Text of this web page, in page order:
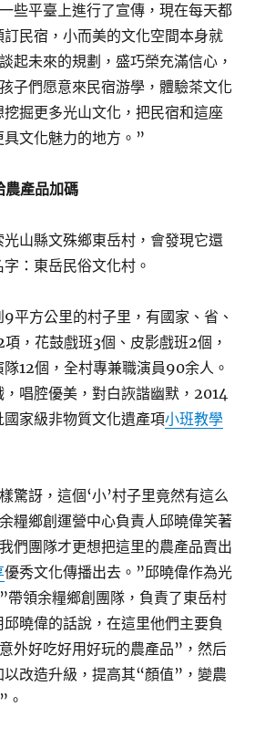
些平臺上進行了宣傳，現在每天都
民宿，小而美的文化空間本身就
起未來的規劃，盛巧榮充滿信心，
子們愿意來民宿游學，體驗茶文化
掘更多光山文化，把民宿和這座
文化魅力的地方。”
產品加碼
山縣文殊鄉東岳村，會發現它還
：東岳民俗文化村。
平方公里的村子里，有國家、省、
，花鼓戲班3個、皮影戲班2個，
12個，全村專兼職演員90余人。
唱腔優美，對白詼諧幽默，2014
家級非物質文化遺產項小班教學
驚訝，這個‘小’村子里竟然有這么
糧鄉創運營中心負責人邱曉偉笑著
們團隊才更想把這里的農產品賣出
優秀文化傳播出去。”邱曉偉作為光
帶領余糧鄉創團隊，負責了東岳村
曉偉的話說，在這里他們主要負
外好吃好用好玩的農產品”，然后
改造升級，提高其“顏值”，變農
。